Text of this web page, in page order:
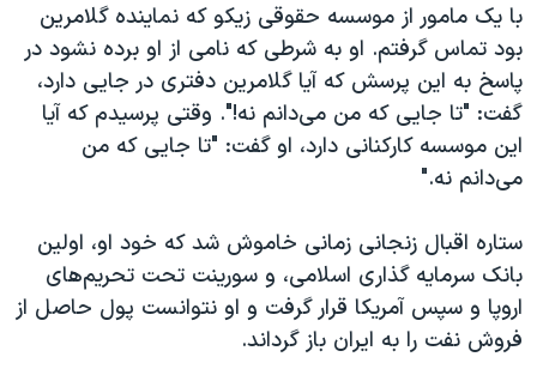
با یک مامور از موسسه حقوقی زیکو که نماینده گلامرین
بود تماس گرفتم. او به شرطی که نامی از او برده نشود در
پاسخ به این پرسش که آیا گلامرین دفتری در جایی دارد،
گفت: "تا جایی که من می‌دانم نه!". وقتی پرسیدم که آیا
این موسسه کارکنانی دارد، او گفت: "تا جایی که من
می‌دانم نه."
ستاره اقبال زنجانی زمانی خاموش شد که خود او، اولین
بانک سرمایه گذاری اسلامی، و سورینت تحت تحریم‌های
اروپا و سپس آمریکا قرار گرفت و او نتوانست پول حاصل از
فروش نفت را به ایران باز گرداند.